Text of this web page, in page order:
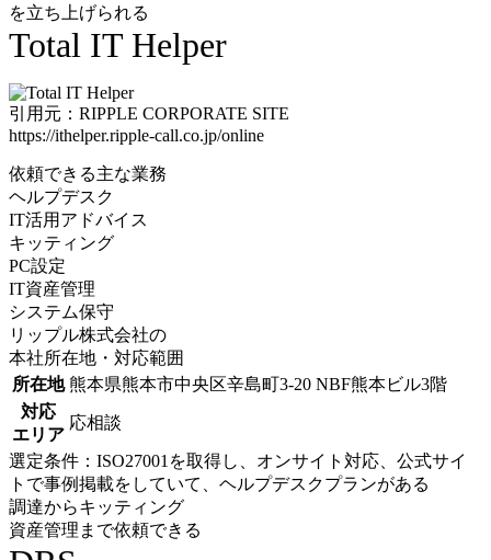
を立ち上げられる
Total IT Helper
引用元：RIPPLE CORPORATE SITE
https://ithelper.ripple-call.co.jp/online
依頼できる主な業務
ヘルプデスク
IT活用アドバイス
キッティング
PC設定
IT資産管理
システム保守
リップル株式会社の
本社所在地・対応範囲
所在地 熊本県熊本市中央区辛島町3-20 NBF熊本ビル3階
対応
エリア
応相談
選定条件：ISO27001を取得し、オンサイト対応、公式サイ
トで事例掲載をしていて、ヘルプデスクプランがある
調達からキッティング
資産管理まで依頼できる